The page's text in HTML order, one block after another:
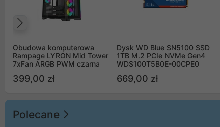
Obudowa komputerowa
Rampage LYRON Mid Tower
7xFan ARGB PWM czarna
399,00 zł
Dysk WD Blue SN5100 SSD
1TB M.2 PCIe NVMe Gen4
WDS100T5B0E-00CPE0
669,00 zł
Polecane